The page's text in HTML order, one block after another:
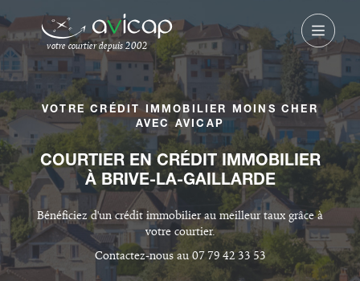
votre courtier depuis 2002
VOTRE CRÉDIT IMMOBILIER MOINS CHER
AVEC AVICAP
COURTIER EN CRÉDIT IMMOBILIER
À BRIVE-LA-GAILLARDE
Bénéficiez d'un crédit immobilier au meilleur taux grâce à
votre courtier.
Contactez-nous au 07 79 42 33 53